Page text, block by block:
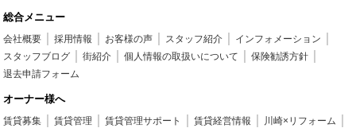
総合メニュー
会社概要 採用情報 お客様の声 スタッフ紹介
インフォメーション
スタッフブログ
街紹介 個人情報の取扱いについて
保険勧誘方針
退去申請フォーム
オーナー様へ
賃貸募集 賃貸管理 賃貸管理サポート 賃貸経営情報
川崎×リフォーム